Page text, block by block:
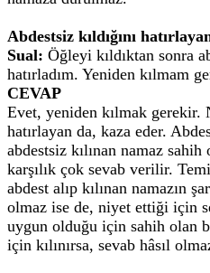
Abdestsiz kıldığını
Sual: Öğleyi kıldıktan sonra
hatırladım. Yeniden kılmam
CEVAP
Evet, yeniden kılmak gerekir.
hatırlayan da, kaza eder.
abdestsiz kılınan namaz
karşılık çok sevab verilir.
abdest alıp kılınan namazın
olmaz ise de, niyet ettiği için
uygun olduğu için sahih olan
için kılınırsa, sevab hâsıl